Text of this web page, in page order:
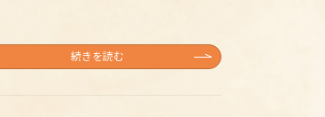
続きを読む